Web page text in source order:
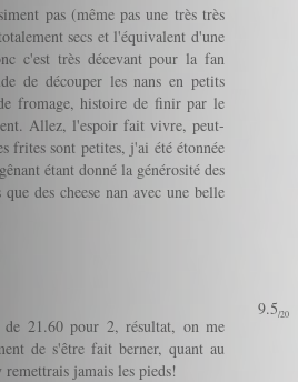
pas (même pas une très très
secs et l'équivalent d'une
c'est très décevant pour la fan
de découper les nans en petits
fromage, histoire de finir par le
Allez, l'espoir fait vivre, peut-
frites sont petites, j'ai été étonnée
étant donné la générosité des
des cheese nan avec une belle
de 21.60 pour 2, résultat, on me
de s'être fait berner, quant au
remettrais jamais les pieds!
9.5/20